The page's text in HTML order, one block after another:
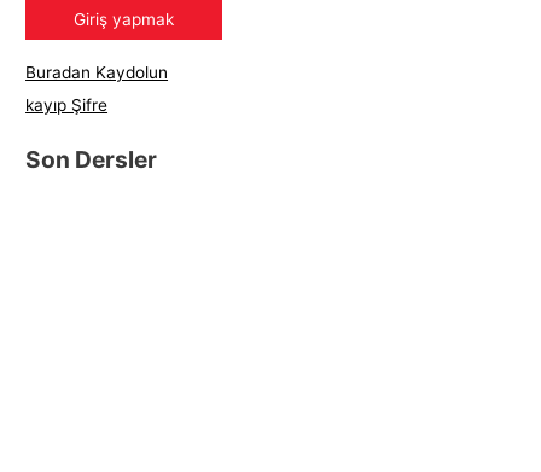
Buradan Kaydolun
kayıp Şifre
Son Dersler